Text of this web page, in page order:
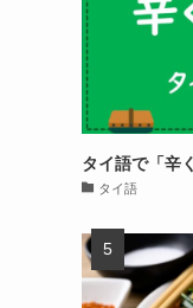
タイ語で「辛
タイ語